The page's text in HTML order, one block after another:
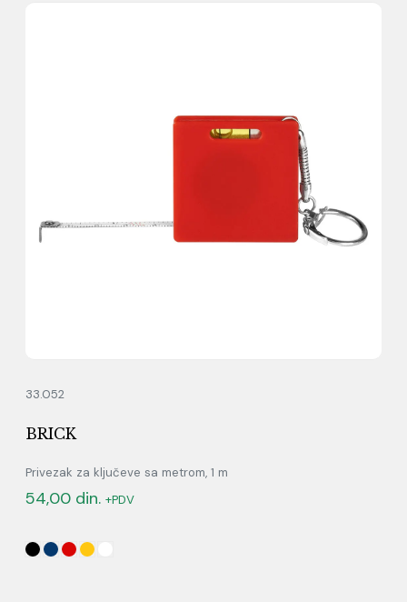
33.052
BRICK
Privezak za ključeve sa metrom, 1 m
54,00 din. +PDV